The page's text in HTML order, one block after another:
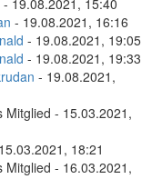
- 19.08.2021, 15:40
- 19.08.2021, 16:16
- 19.08.2021, 19:05
- 19.08.2021, 19:33
- 19.08.2021,
Mitglied - 15.03.2021,
18:21
Mitglied - 16.03.2021,